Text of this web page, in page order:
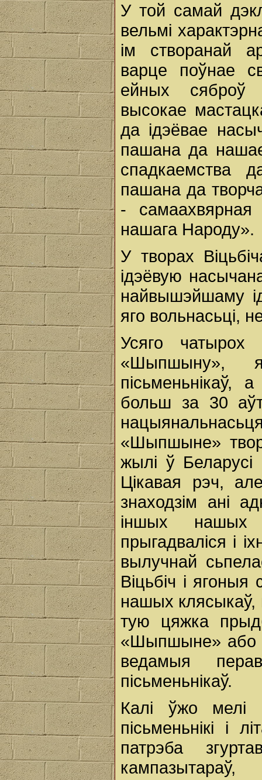
У той самай
вельмі
ім створанай
варце поўнае
ейных сяброў
высокае
да ідэёвае
пашана да
спадкаемства
пашана да
- самаахвярная
нашага Народу».
У творах
ідэёвую
найвышэйшаму
яго вольнасьці,
Усяго чатырох
«Шыпшыну»,
пісьменьнікаў,
больш за 30
«Шыпшыне»
жылі ў
Цікавая рэч,
знаходзім ані
іншых нашых
прыгадваліся i
вылучнай
Віцьбіч i
нашых клясыкаў,
тую цяжка
«Шыпшыне» або
ведамыя
пісьменьнікаў.
Калі ўжо мелі
пісьменьнікі i
патрэба
кампазытараў,